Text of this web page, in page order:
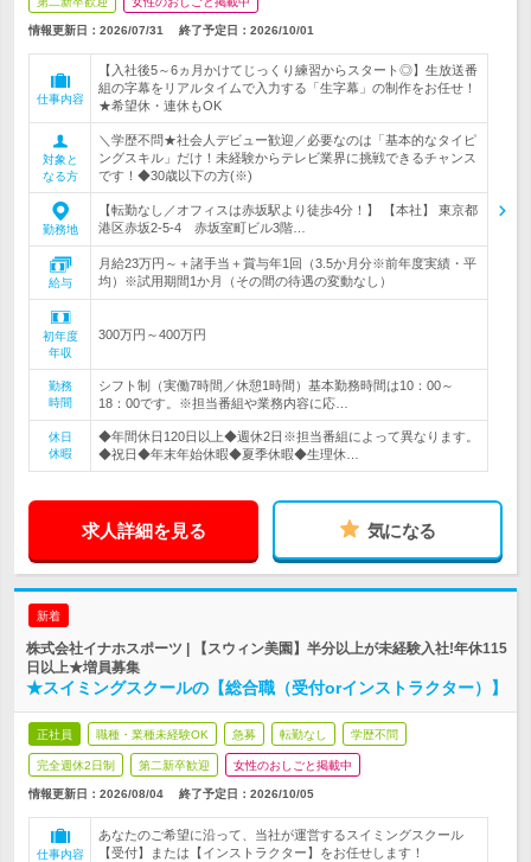
情報更新日：2026/07/31 終了予定日： 2026/10/01
仕事内容
【入社後5～6ヵ月かけてじっくり練習からスタート◎】生放送番
組の字幕をリアルタイムで入力する「生字幕」の制作をお任せ！
★希望休・連休もOK
対象と
なる方
＼学歴不問★社会人デビュー歓迎／必要なのは「基本的なタイピ
ングスキル」だけ！未経験からテレビ業界に挑戦できるチャンス
です！◆30歳以下の方(※)
勤務地
【転勤なし／オフィスは赤坂駅より徒歩4分！】 【本社】 東京都
港区赤坂2-5-4 赤坂室町ビル3階…
給与
月給23万円～＋諸手当＋賞与年1回（3.5か月分※前年度実績・平
均）※試用期間1か月（その間の待遇の変動なし）
初年度
年収
300万円～400万円
勤務
時間
シフト制（実働7時間／休憩1時間）基本勤務時間は10：00～
18：00です。※担当番組や業務内容に応…
休日
休暇
◆年間休日120日以上◆週休2日※担当番組によって異なります。
◆祝日◆年末年始休暇◆夏季休暇◆生理休…
求人詳細を見る 気になる
新着
株式会社イナホスポーツ | 【スウィン美園】半分以上が未経験入社!年休115
日以上★増員募集
★スイミングスクールの【総合職（受付orインストラクター）】
正社員 職種・業種未経験OK 急募 転勤なし 学歴不問
完全週休2日制 第二新卒歓迎 女性のおしごと掲載中
情報更新日：2026/08/04 終了予定日： 2026/10/05
仕事内容
あなたのご希望に沿って、当社が運営するスイミングスクール
【受付】または【インストラクター】をお任せします！